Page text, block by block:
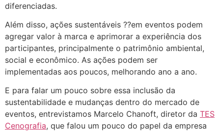
diferenciadas.
Além disso, ações sustentáveis ??em eventos podem
agregar valor à marca e aprimorar a experiência dos
participantes, principalmente o patrimônio ambiental,
social e econômico. As ações podem ser
implementadas aos poucos, melhorando ano a ano.
E para falar um pouco sobre essa inclusão da
sustentabilidade e mudanças dentro do mercado de
eventos, entrevistamos Marcelo Chanoft, diretor da TES
Cenografia, que falou um pouco do papel da empresa